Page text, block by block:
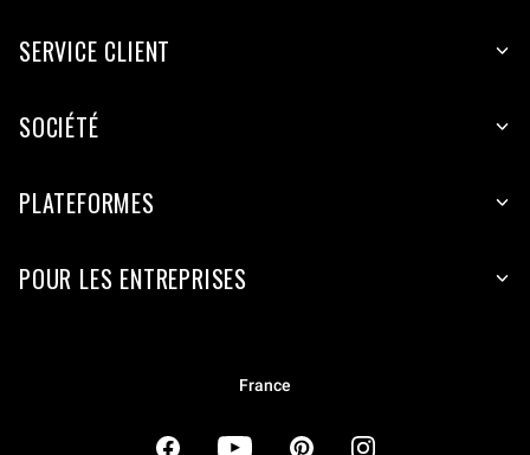
SERVICE CLIENT
SOCIÉTÉ
PLATEFORMES
POUR LES ENTREPRISES
France